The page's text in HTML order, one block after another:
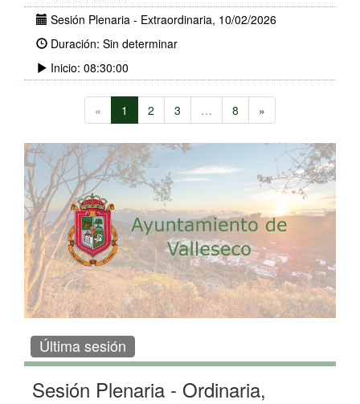
Sesión Plenaria - Extraordinaria, 10/02/2026
Duración: Sin determinar
Inicio: 08:30:00
« 1 2 3 … 8 »
Última sesión
Sesión Plenaria - Ordinaria,